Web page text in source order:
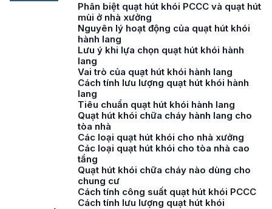
Phân biệt quạt hút khói PCCC và quạt hút
mùi ở nhà xưởng
Nguyên lý hoạt động của quạt hút khói
hành lang
Lưu ý khi lựa chọn quạt hút khói hành
lang
Vai trò của quạt hút khói hành lang
Cách tính lưu lượng quạt hút khói hành
lang
Tiêu chuẩn quạt hút khói hành lang
Quạt hút khói chữa cháy hành lang cho
tòa nhà
Các loại quạt hút khói cho nhà xưởng
Các loại quạt hút khói cho tòa nhà cao
tầng
Quạt hút khói chữa cháy nào dùng cho
chung cư
Cách tính công suất quạt hút khói PCCC
Cách tính lưu lượng quạt hút khói